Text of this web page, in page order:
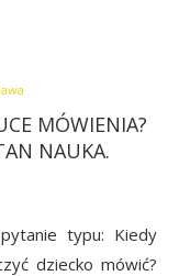
MÓWIENIA?
NAUKA.
typu: Kiedy
dziecko mówić?